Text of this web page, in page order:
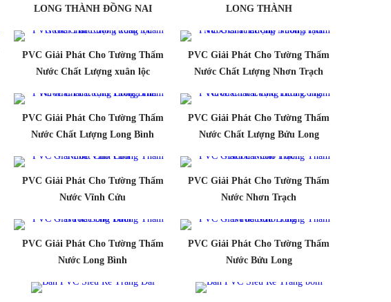
LONG THÀNH ĐỒNG NAI
LONG THÀNH
PVC Giải Phát Cho Tường Thấm
Nước Chất Lượng xuân lộc
PVC Giải Phát Cho Tường Thấm
Nước Chất Lượng Nhơn Trạch
PVC Giải Phát Cho Tường Thấm
Nước Chất Lượng Long Bình
PVC Giải Phát Cho Tường Thấm
Nước Chất Lượng Bửu Long
PVC Giải Phát Cho Tường Thấm
Nước Vĩnh Cửu
PVC Giải Phát Cho Tường Thấm
Nước Nhơn Trạch
PVC Giải Phát Cho Tường Thấm
Nước Long Bình
PVC Giải Phát Cho Tường Thấm
Nước Bửu Long